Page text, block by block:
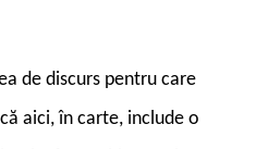
de discurs pentru care
aici, în carte, include o